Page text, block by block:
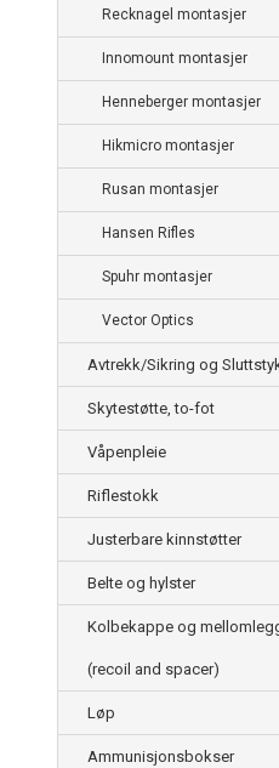
Recknagel montasjer
Innomount montasjer
Henneberger montasjer
Hikmicro montasjer
Rusan montasjer
Hansen Rifles
Spuhr montasjer
Vector Optics
Avtrekk/Sikring og
Skytestøtte, to-fot
Våpenpleie
Riflestokk
Justerbare kinnstøtter
Belte og hylster
Kolbekappe og
(recoil and spacer)
Løp
Ammunisjonsbokser